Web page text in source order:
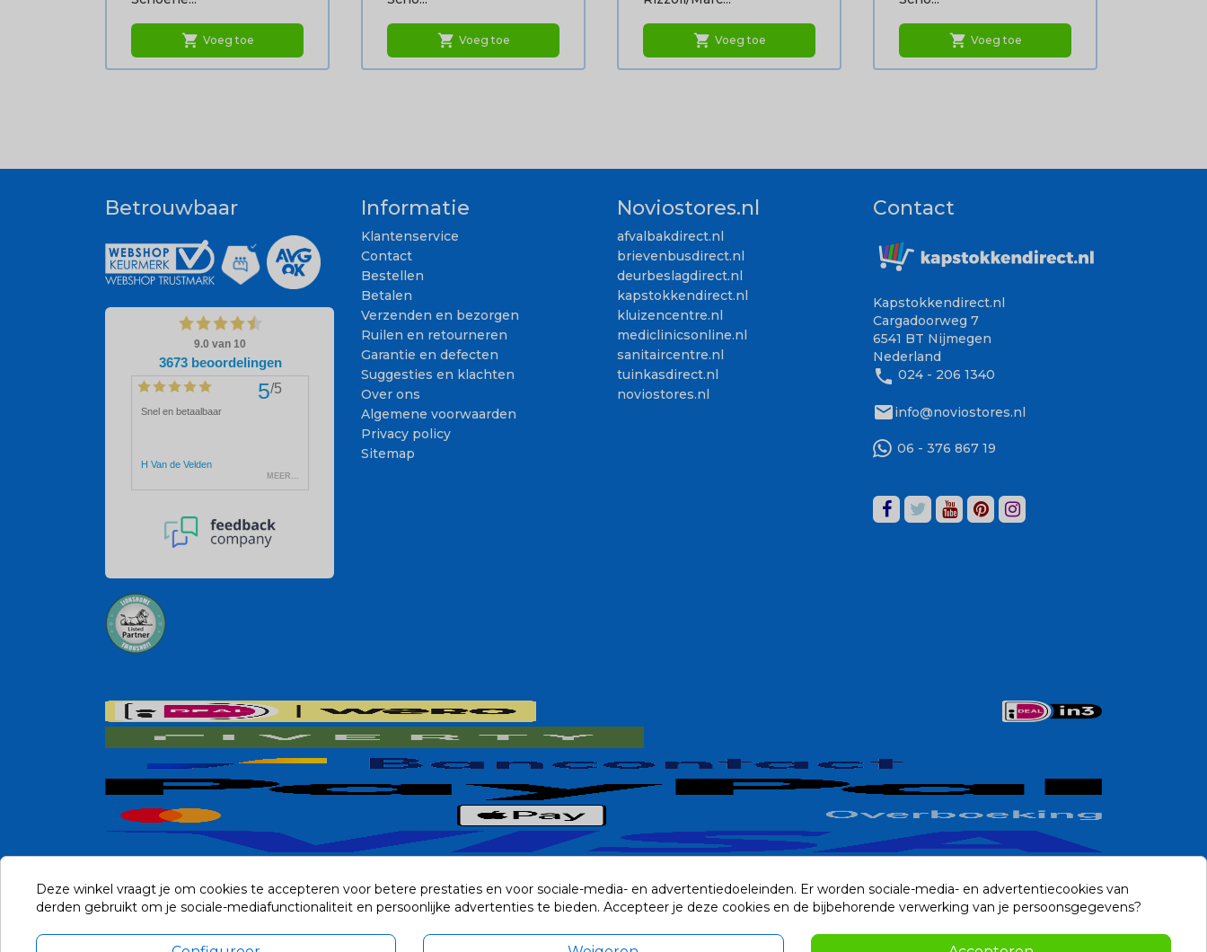
shopping_cart Voeg toe shopping_cart Voeg toe shopping_cart Voeg toe shopping_cart Voeg toe
Betrouwbaar Informatie
Klantenservice
Contact
Bestellen
Betalen
Verzenden en bezorgen
Ruilen en retourneren
Garantie en defecten
Suggesties en klachten
Over ons
Algemene voorwaarden
Privacy policy
Sitemap
Noviostores.nl
afvalbakdirect.nl
brievenbusdirect.nl
deurbeslagdirect.nl
kapstokkendirect.nl
kluizencentre.nl
mediclinicsonline.nl
sanitaircentre.nl
tuinkasdirect.nl
noviostores.nl
Contact
Kapstokkendirect.nl
Cargadoorweg 7
6541 BT Nijmegen
Nederland
phone 024 - 206 1340
mailinfo@noviostores.nl
06 - 376 867 19
Deze winkel vraagt je om cookies te accepteren voor betere prestaties en voor sociale-media- en advertentiedoeleinden. Er worden sociale-media- en advertentiecookies van
derden gebruikt om je sociale-mediafunctionaliteit en persoonlijke advertenties te bieden. Accepteer je deze cookies en de bijbehorende verwerking van je persoonsgegevens?